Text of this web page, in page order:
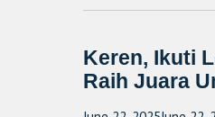
Keren, Ikuti
Raih Juara